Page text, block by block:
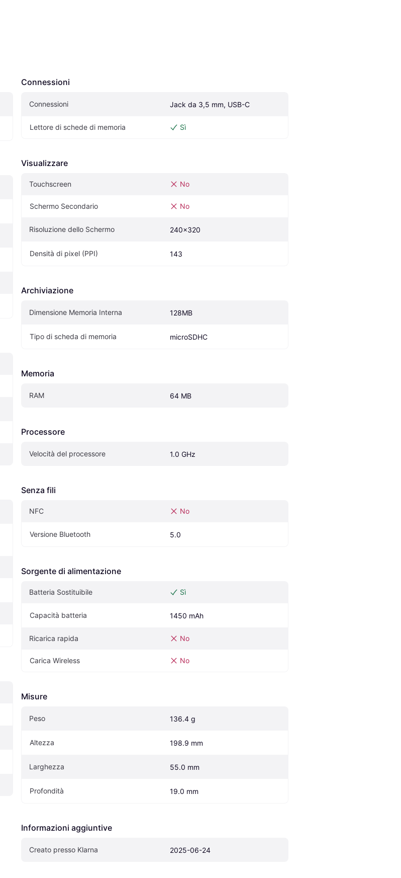
Connessioni
Connessioni Jack da 3,5 mm, USB-C
Lettore di schede di memoria Sì
Visualizzare
Touchscreen No
Schermo Secondario No
Risoluzione dello Schermo 240x320
Densità di pixel (PPI) 143
Archiviazione
Dimensione Memoria Interna 128MB
Tipo di scheda di memoria microSDHC
Memoria
RAM 64 MB
Processore
Velocità del processore 1.0 GHz
Senza fili
NFC No
Versione Bluetooth 5.0
Sorgente di alimentazione
Batteria Sostituibile Sì
Capacità batteria 1450 mAh
Ricarica rapida No
Carica Wireless No
Misure
Peso 136.4 g
Altezza 198.9 mm
Larghezza 55.0 mm
Profondità 19.0 mm
Informazioni aggiuntive
Creato presso Klarna 2025-06-24